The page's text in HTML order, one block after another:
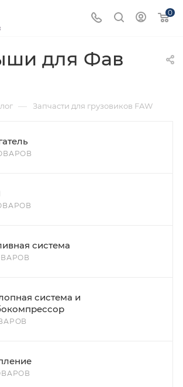
0
для Фав
— Запчасти для грузовиков FAW
система
система и